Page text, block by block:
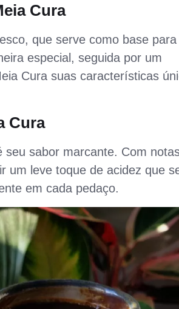
Cura
que serve como base
especial, seguida por um
Cura suas características
Cura
seu sabor marcante. Com
um leve toque de acidez que
em cada pedaço.